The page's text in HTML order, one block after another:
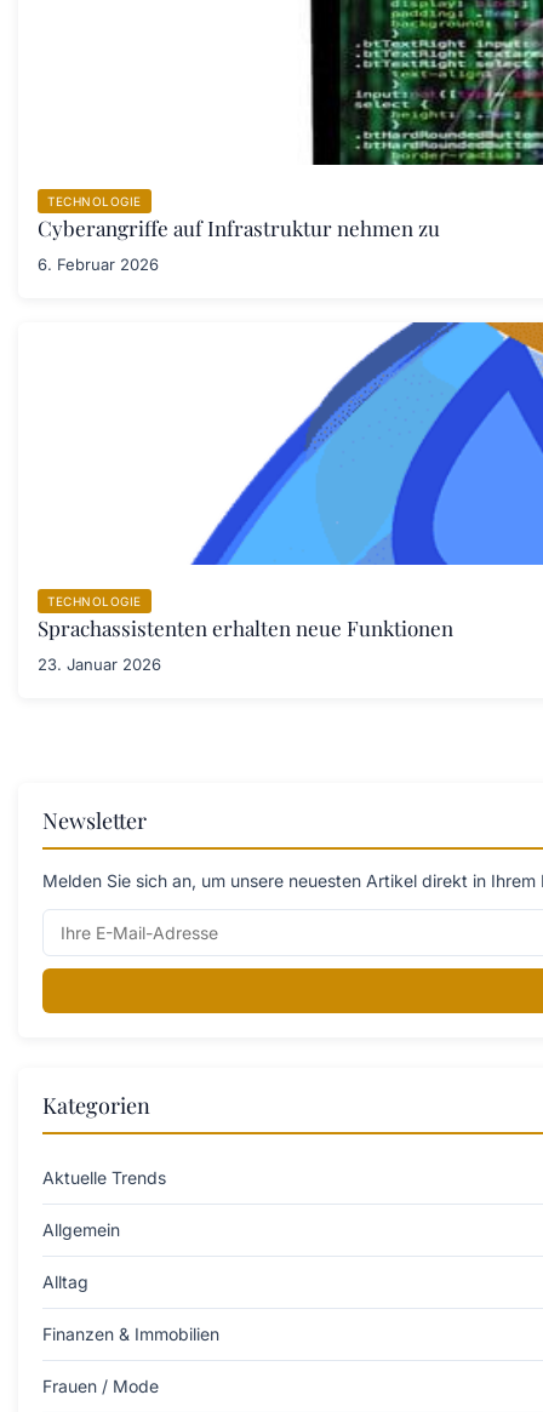
TECHNOLOGIE
Cyberangriffe auf Infrastruktur nehmen zu
6. Februar 2026
TECHNOLOGIE
Sprachassistenten erhalten neue Funktionen
23. Januar 2026
Newsletter
Melden Sie sich an, um unsere neuesten Artikel direkt in
Kategorien
Aktuelle Trends
Allgemein
Alltag
Finanzen & Immobilien
Frauen / Mode